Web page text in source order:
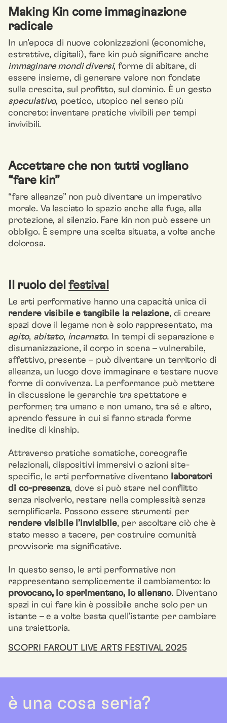
Making Kin come immaginazione
radicale
In un’epoca di nuove colonizzazioni (economiche,
estrattive, digitali), fare kin può significare anche
immaginare mondi diversi, forme di abitare, di
essere insieme, di generare valore non fondate
sulla crescita, sul profitto, sul dominio. È un gesto
speculativo, poetico, utopico nel senso più
concreto: inventare pratiche vivibili per tempi
invivibili.
Accettare che non tutti vogliano
“fare kin”
“fare alleanze” non può diventare un imperativo
morale. Va lasciato lo spazio anche alla fuga, alla
protezione, al silenzio. Fare kin non può essere un
obbligo. È sempre una scelta situata, a volte anche
dolorosa.
Il ruolo delfestival
Le arti performative hanno una capacità unica di
rendere visibile e tangibile la relazione, di creare
spazi dove il legame non è solo rappresentato, ma
agito, abitato, incarnato. In tempi di separazione e
disumanizzazione, il corpo in scena – vulnerabile,
affettivo, presente – può diventare un territorio di
alleanza, un luogo dove immaginare e testare nuove
forme di convivenza. La performance può mettere
in discussione le gerarchie tra spettatore e
performer, tra umano e non umano, tra sé e altro,
aprendo fessure in cui si fanno strada forme
inedite di kinship.
Attraverso pratiche somatiche, coreografie
relazionali, dispositivi immersivi o azioni site-
specific, le arti performative diventano laboratori
di co-presenza, dove si può stare nel conflitto
senza risolverlo, restare nella complessità senza
semplificarla. Possono essere strumenti per
rendere visibile l’invisibile, per ascoltare ciò che è
stato messo a tacere, per costruire comunità
provvisorie ma significative.
In questo senso, le arti performative non
rappresentano semplicemente il cambiamento: lo
provocano, lo sperimentano, lo allenano. Diventano
spazi in cui fare kin è possibile anche solo per un
istante – e a volte basta quell’istante per cambiare
una traiettoria.
SCOPRI FAROUT LIVE ARTS FESTIVAL 2025
è una cosa seria?